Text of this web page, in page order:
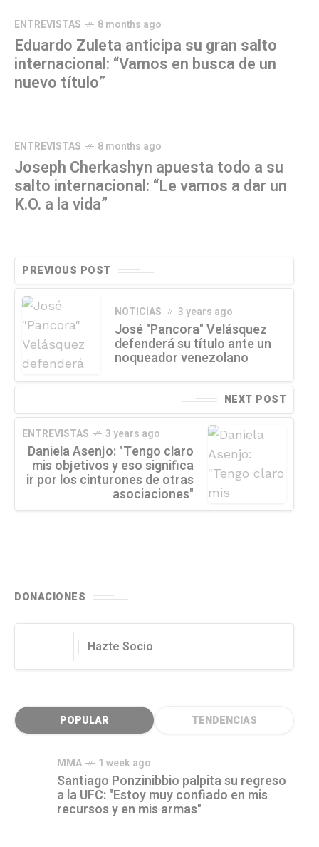
ENTREVISTAS 8 months ago
Eduardo Zuleta anticipa su gran salto
internacional: “Vamos en busca de un
nuevo título”
ENTREVISTAS 8 months ago
Joseph Cherkashyn apuesta todo a su
salto internacional: “Le vamos a dar un
K.O. a la vida”
PREVIOUS POST
NOTICIAS 3 years ago
José "Pancora" Velásquez
defenderá su título ante un
noqueador venezolano
NEXT POST
ENTREVISTAS 3 years ago
Daniela Asenjo: "Tengo claro
mis objetivos y eso significa
ir por los cinturones de otras
asociaciones"
DONACIONES
Hazte Socio
POPULAR TENDENCIAS
MMA 1 week ago
Santiago Ponzinibbio palpita su regreso
a la UFC: "Estoy muy confiado en mis
recursos y en mis armas"